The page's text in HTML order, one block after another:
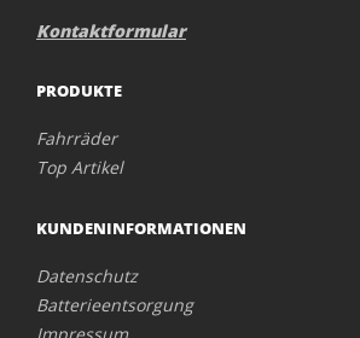
Kontaktformular
PRODUKTE
Fahrräder
Top Artikel
KUNDENINFORMATIONEN
Datenschutz
Batterieentsorgung